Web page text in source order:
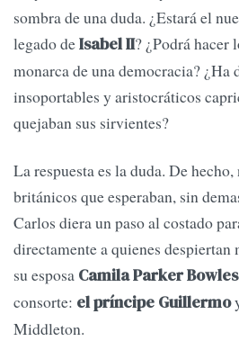
sombra de una duda. ¿Estará el
legado deIsabel II? ¿Podrá hacer
monarca de una democracia? ¿Ha
insoportables y aristocráticos
quejaban sus sirvientes?
La respuesta es la duda. De
británicos que esperaban, sin
Carlos diera un paso al costado
directamente a quienes despiertan
su esposa Camila Parker Bowles
consorte: el príncipe Guillermo
Middleton.